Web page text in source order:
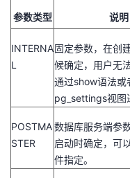
动
关
我
的
我
参数类型 说明
INTERNA
L
固定参数，在创
候确定，用户无
通过show语法或
pg_settings视图
POSTMA
STER
数据库服务端参
启动时确定，可
件指定。